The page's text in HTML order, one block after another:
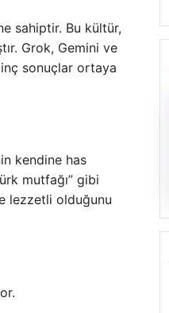
sahiptir. Bu kültür,
Grok, Gemini ve
sonuçlar ortaya
kendine has
mutfağı” gibi
lezzetli olduğunu